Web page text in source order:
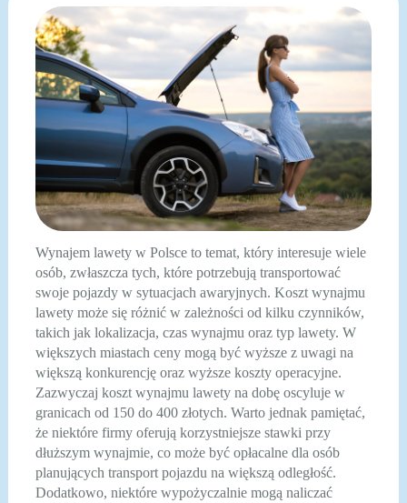
Wynajem lawety w Polsce to temat, który interesuje wiele
osób, zwłaszcza tych, które potrzebują transportować
swoje pojazdy w sytuacjach awaryjnych. Koszt wynajmu
lawety może się różnić w zależności od kilku czynników,
takich jak lokalizacja, czas wynajmu oraz typ lawety. W
większych miastach ceny mogą być wyższe z uwagi na
większą konkurencję oraz wyższe koszty operacyjne.
Zazwyczaj koszt wynajmu lawety na dobę oscyluje w
granicach od 150 do 400 złotych. Warto jednak pamiętać,
że niektóre firmy oferują korzystniejsze stawki przy
dłuższym wynajmie, co może być opłacalne dla osób
planujących transport pojazdu na większą odległość.
Dodatkowo, niektóre wypożyczalnie mogą naliczać